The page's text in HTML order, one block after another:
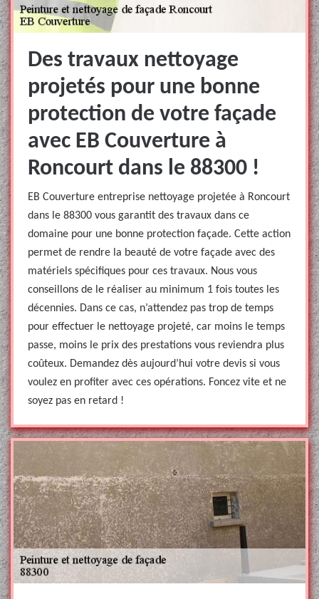
Des travaux nettoyage
projetés pour une bonne
protection de votre façade
avec EB Couverture à
Roncourt dans le 88300 !
EB Couverture entreprise nettoyage projetée à Roncourt
dans le 88300 vous garantit des travaux dans ce
domaine pour une bonne protection façade. Cette action
permet de rendre la beauté de votre façade avec des
matériels spécifiques pour ces travaux. Nous vous
conseillons de le réaliser au minimum 1 fois toutes les
décennies. Dans ce cas, n’attendez pas trop de temps
pour effectuer le nettoyage projeté, car moins le temps
passe, moins le prix des prestations vous reviendra plus
coûteux. Demandez dès aujourd’hui votre devis si vous
voulez en profiter avec ces opérations. Foncez vite et ne
soyez pas en retard !